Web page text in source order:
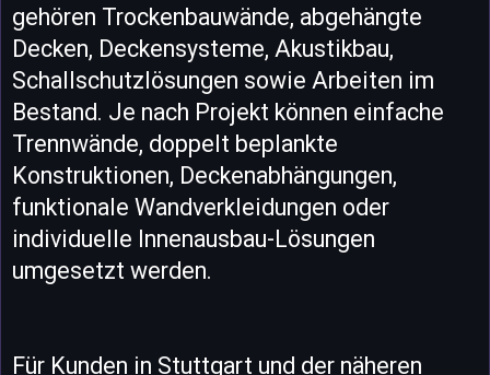
gehören Trockenbauwände, abgehängte
Decken, Deckensysteme, Akustikbau,
Schallschutzlösungen sowie Arbeiten im
Bestand. Je nach Projekt können einfache
Trennwände, doppelt beplankte
Konstruktionen, Deckenabhängungen,
funktionale Wandverkleidungen oder
individuelle Innenausbau-Lösungen
umgesetzt werden.
Für Kunden in Stuttgart und der näheren